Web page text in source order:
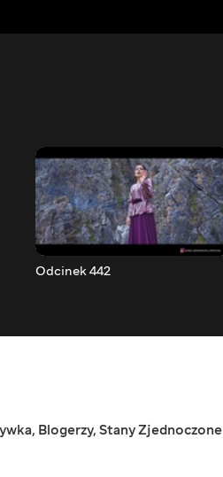
Odcinek 442
, Blogerzy, Stany Zjednoczone